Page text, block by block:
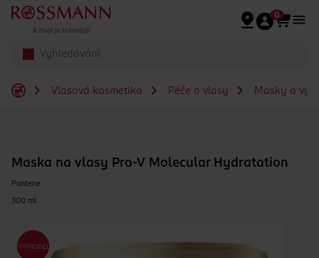
Přeskočit na hlavmní obsah
0
Vlasová kosmetika Péče o vlasy Masky a
Maska na vlasy Pro-V Molecular Hydratation
Pantene
300 ml